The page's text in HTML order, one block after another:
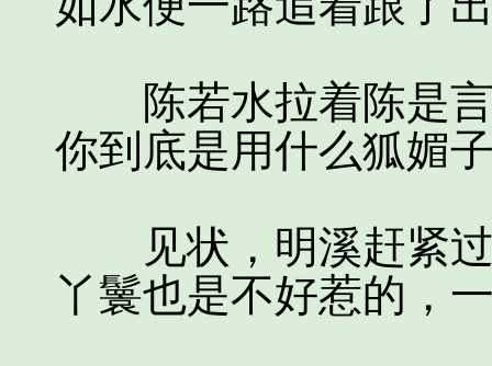
陈若水拉着陈是言
你到底是用什么狐媚
见状，明溪赶紧过
丫鬟也是不好惹的，